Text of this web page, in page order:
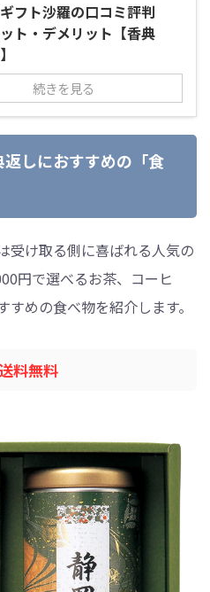
フト沙羅の口コミ評判
ト・デメリット【香典
続きを見る
返しにおすすめの「食
受け取る側に喜ばれる人気の
円で選べるお茶、コーヒ
めの食べ物を紹介します。
料無料